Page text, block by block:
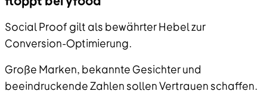
Social Proof gilt als bewährter Hebel zur
Conversion-Optimierung.
Große Marken, bekannte Gesichter und
beeindruckende Zahlen sollen Vertrauen schaffen.